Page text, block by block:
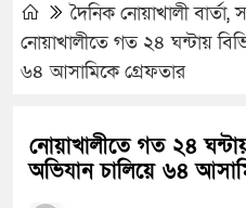
দৈনিক নোয়াখালী বার্তা,
নোয়াখালীতে গত ২৪ ঘন্টায়
৬৪ আসামিকে গ্রেফতার
নোয়াখালীতে গত ২৪
অভিযান চালিয়ে ৬৪